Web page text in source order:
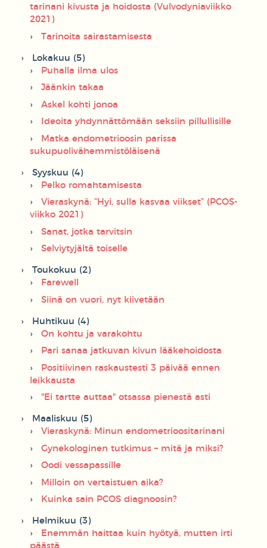
tarinani kivusta ja hoidosta (Vulvodyniaviikko
2021)
Tarinoita sairastamisesta
Lokakuu (5)
Puhalla ilma ulos
Jäänkin takaa
Askel kohti jonoa
Ideoita yhdynnättömään seksiin pillullisille
Matka endometrioosin parissa
sukupuolivähemmistöläisenä
Syyskuu (4)
Pelko romahtamisesta
Vieraskynä: ”Hyi, sulla kasvaa viikset” (PCOS-
viikko 2021)
Sanat, jotka tarvitsin
Selviytyjältä toiselle
Toukokuu (2)
Farewell
Siinä on vuori, nyt kiivetään
Huhtikuu (4)
On kohtu ja varakohtu
Pari sanaa jatkuvan kivun lääkehoidosta
Positiivinen raskaustesti 3 päivää ennen
leikkausta
"Ei tartte auttaa" otsassa pienestä asti
Maaliskuu (5)
Vieraskynä: Minun endometrioositarinani
Gynekologinen tutkimus – mitä ja miksi?
Oodi vessapassille
Milloin on vertaistuen aika?
Kuinka sain PCOS diagnoosin?
Helmikuu (3)
Enemmän haittaa kuin hyötyä, mutten irti
päästä